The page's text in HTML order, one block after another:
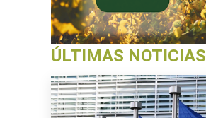
ÚLTIMAS NOTICIAS